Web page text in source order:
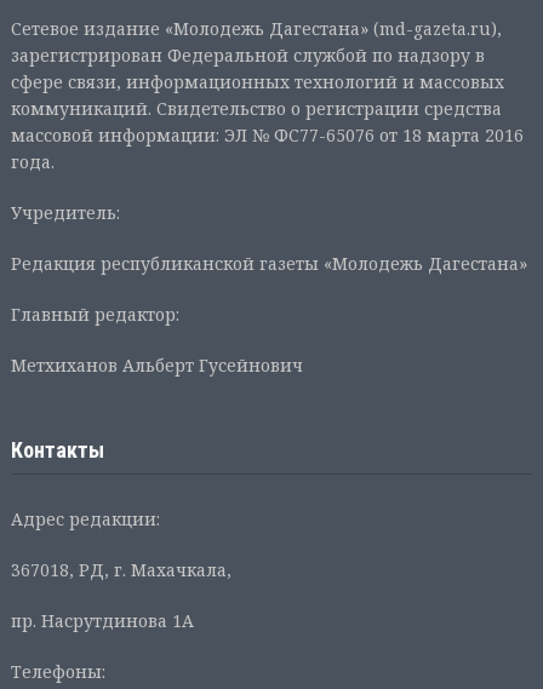
Сетевое издание «Молодежь Дагестана» (md-gazeta.ru),
зарегистрирован Федеральной службой по надзору в
сфере связи, информационных технологий и массовых
коммуникаций. Свидетельство о регистрации средства
массовой информации: ЭЛ № ФС77-65076 от 18 марта 2016
года.
Учредитель:
Редакция республиканской газеты «Молодежь Дагестана»
Главный редактор:
Метхиханов Альберт Гусейнович
Контакты
Адрес редакции:
367018, РД, г. Махачкала,
пр. Насрутдинова 1А
Телефоны: